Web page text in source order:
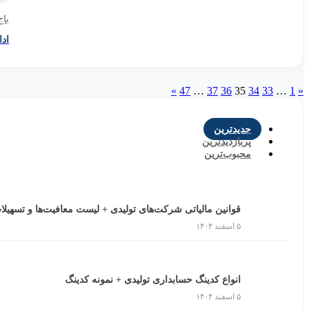
«
1
…
33
34
35
36
37
…
47
»
جدیدترین
پربازدیدترین
محبوب‌ترین
قوانین مالیاتی شرکت‌های تولیدی + لیست معافیت‌ها و
۵ اسفند ۱۴۰۴
انواع کدینگ حسابداری تولیدی + نمونه کدینگ
۵ اسفند ۱۴۰۴